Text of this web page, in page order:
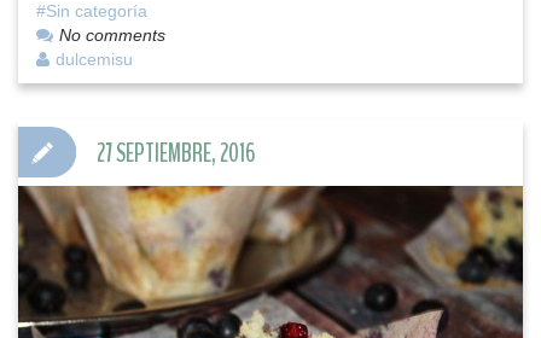
Sin categoría
No comments
dulcemisu
27 SEPTIEMBRE, 2016